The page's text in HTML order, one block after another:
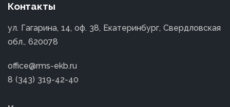
Контакты
ул. Гагарина, 14, оф. 38, Екатеринбург, Свердловская
обл., 620078
office@rms-ekb.ru
8 (343) 319-42-40